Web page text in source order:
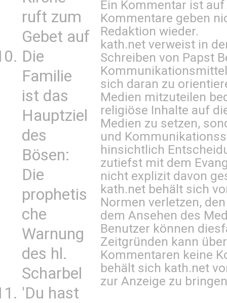
ruft zum
Gebet auf
Die
Familie
ist das
Hauptziel
des
Bösen:
Die
prophetis
che
Warnung
des hl.
Scharbel
'Du hast
Ein Kommentar ist
Kommentare geben
Redaktion wieder.
kath.net verweist in
Schreiben von Papst
sich daran zu
Medien mitzuteilen
religiöse Inhalte auf
Medien zu setzen,
und
hinsichtlich
zutiefst mit dem
nicht explizit davon
kath.net behält sich
Normen verletzen,
dem Ansehen des
Benutzer können
Zeitgründen kann
Kommentaren keine
behält sich kath.net
zur Anzeige zu